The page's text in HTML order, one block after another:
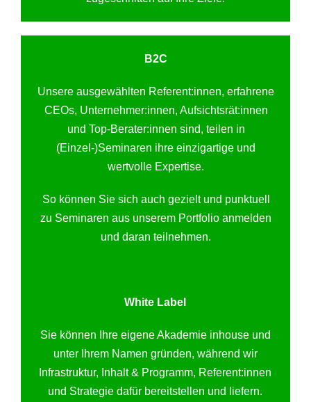
B2C
Unsere ausgewählten Referent:innen, erfahrene
CEOs, Unternehmer:innen, Aufsichtsrät:innen
und Top-Berater:innen sind, teilen in
(Einzel-)Seminaren ihre einzigartige und
wertvolle Expertise.
So können Sie sich auch gezielt und punktuell
zu Seminaren aus unserem Portfolio anmelden
und daran teilnehmen.
White Label
Sie können Ihre eigene Akademie inhouse und
unter Ihrem Namen gründen, während wir
Infrastruktur, Inhalt & Programm, Referent:innen
und Strategie dafür bereitstellen und liefern.